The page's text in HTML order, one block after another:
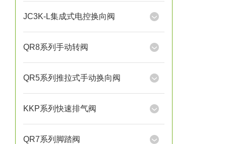
JC3K-L集成式电控换向阀
QR8系列手动转阀
QR5系列推拉式手动换向阀
KKP系列快速排气阀
QR7系列脚踏阀